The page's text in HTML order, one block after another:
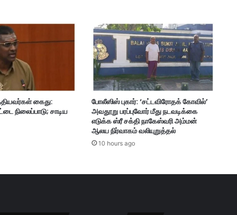
ந்
த
ற்
கு
ஆ
ப்
ன்
கைது:
நிலைப்பாடு; சாடிய
போலீஸிஸ் புகார்: ‘சட்டவிரோதக் கோவில்’
அவதூறு பரப்புவோர் மீது நடவடிக்கை
எடுக்க ஸ்ரீ சக்தி நாகேஸ்வரி அம்மன்
ஆலய நிர்வாகம் வலியுறுத்தல்
10 hours ago